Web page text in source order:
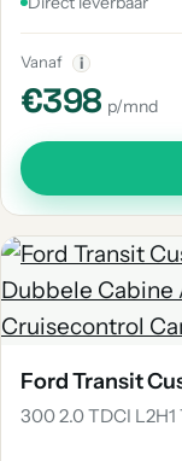
Vanaf i
€398 p/mnd
Ford Transit
300 2.0 TDCI